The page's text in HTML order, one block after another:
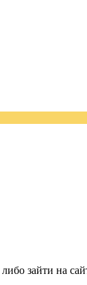
зайти на